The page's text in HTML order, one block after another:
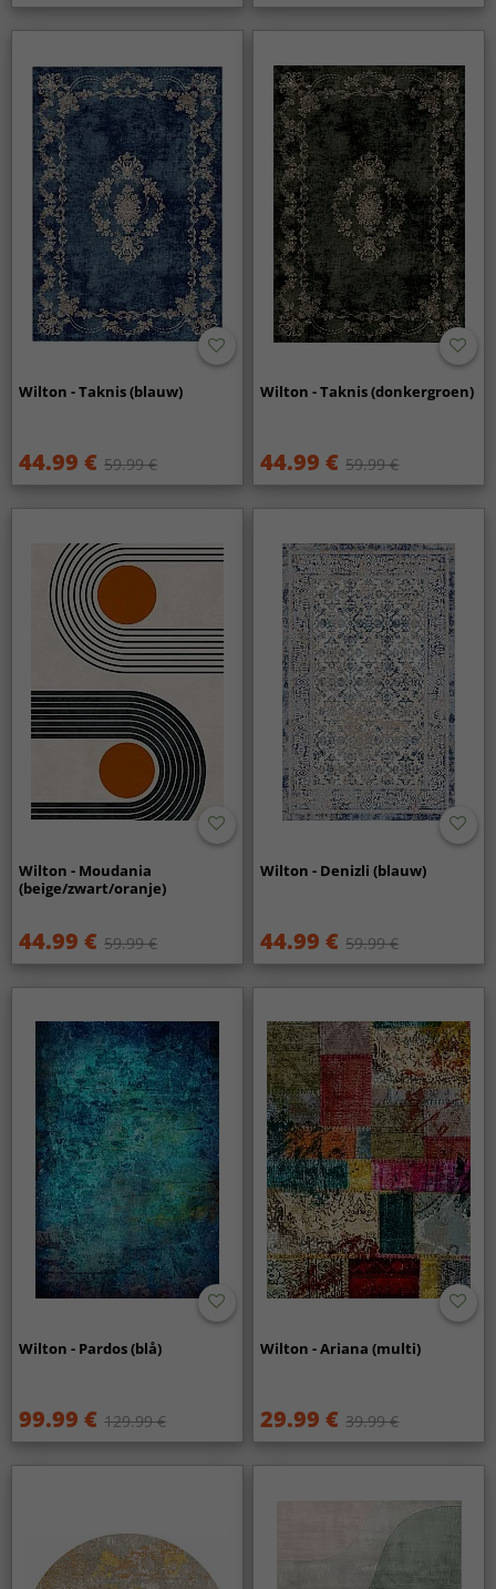
Wilton - Taknis (blauw)
44.99 € 59.99 €
Wilton - Taknis (donkergroen)
44.99 € 59.99 €
Wilton - Moudania
(beige/zwart/oranje)
44.99 € 59.99 €
Wilton - Denizli (blauw)
44.99 € 59.99 €
Wilton - Pardos (blå)
99.99 € 129.99 €
Wilton - Ariana (multi)
29.99 € 39.99 €